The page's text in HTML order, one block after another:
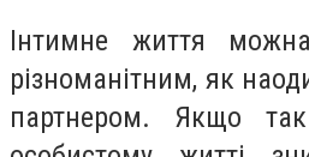
Інтимне життя
різноманітним, як
партнером. Якщо